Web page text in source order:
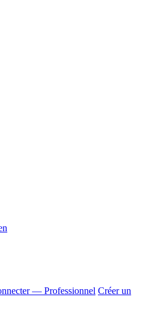
— Professionnel Créer un